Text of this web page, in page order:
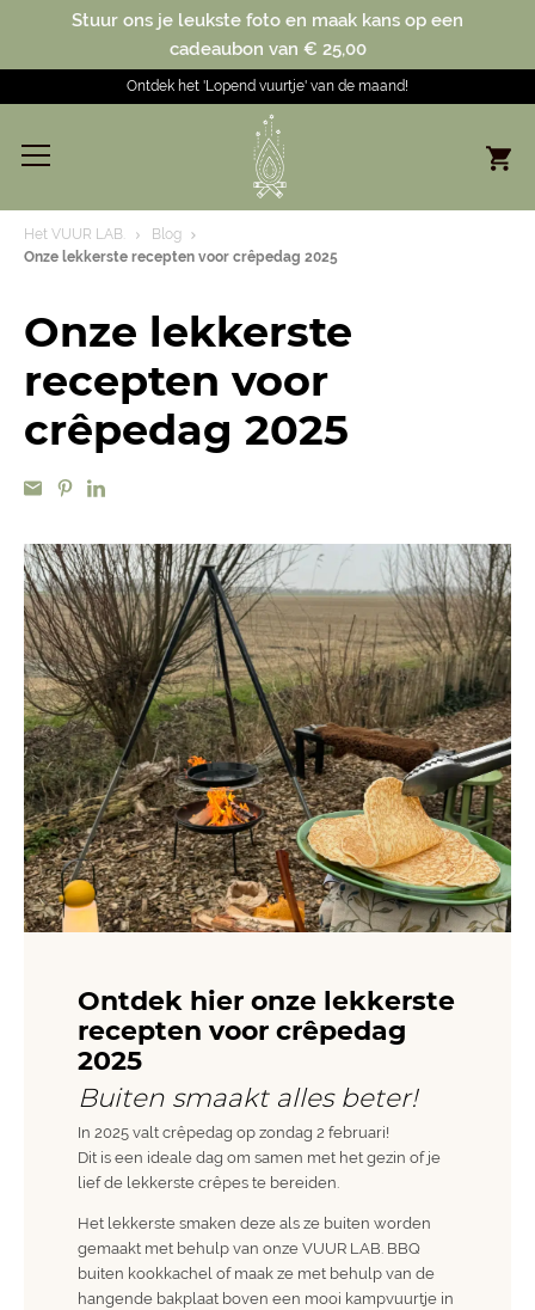
Stuur ons je leukste foto en maak kans op een
cadeaubon van € 25,00
Ontdek het 'Lopend vuurtje' van de maand!
Het VUUR LAB.
Blog
Onze lekkerste recepten voor crêpedag 2025
Onze lekkerste
recepten voor
crêpedag 2025
Ontdek hier onze lekkerste
recepten voor crêpedag
2025
Buiten smaakt alles beter!
In 2025 valt crêpedag op zondag 2 februari!
Dit is een ideale dag om samen met het gezin of je
lief de lekkerste crêpes te bereiden.
Het lekkerste smaken deze als ze buiten worden
gemaakt met behulp van onze VUUR LAB. BBQ
buiten kookkachel of maak ze met behulp van de
hangende bakplaat boven een mooi kampvuurtje in